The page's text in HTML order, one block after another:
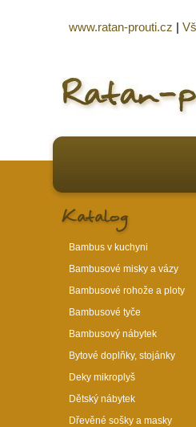
Bambus v kuchyni
Bambusové misky a vázy
Bambusové rohože a ploty
Bambusové tyče
Bambusový nábytek
Bytové doplňky, stojánky
Deky mikroplyš
Dětský nábytek
Dřevěné sošky a masky
www.ratan-prouti.cz |